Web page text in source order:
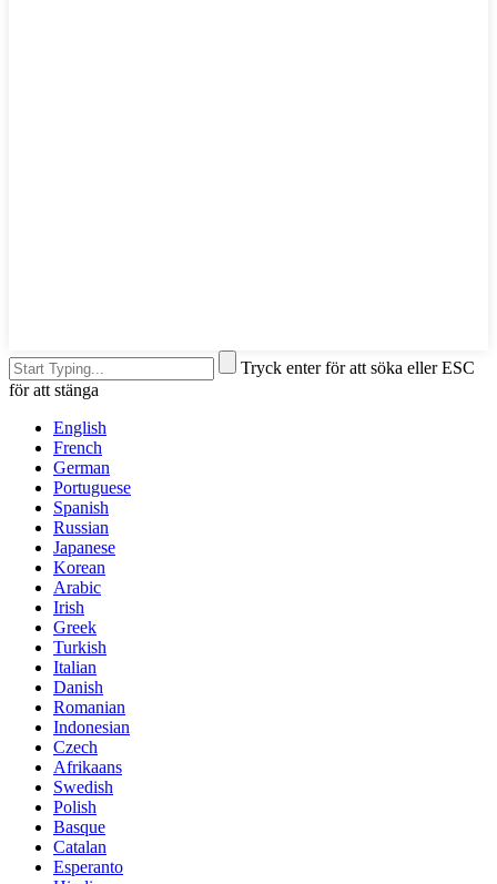
Tryck enter för att söka eller ESC
för att stänga
English
French
German
Portuguese
Spanish
Russian
Japanese
Korean
Arabic
Irish
Greek
Turkish
Italian
Danish
Romanian
Indonesian
Czech
Afrikaans
Swedish
Polish
Basque
Catalan
Esperanto